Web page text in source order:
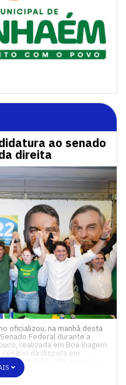
ao senado
direita
oficializou, na manhã desta
Federal durante a
realizada em Boa Viagem,
da disputa em
candidatura de oposição
[…]